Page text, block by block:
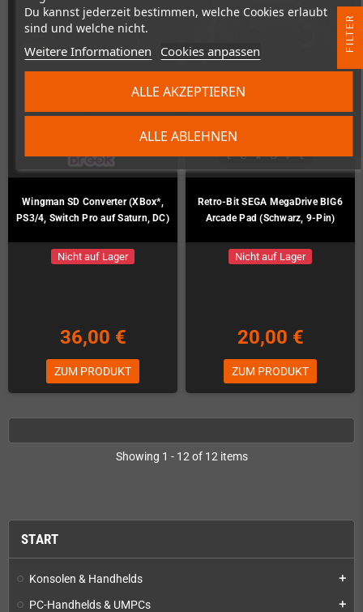
Du kannst jederzeit bestimmen, welche Cookies erlaubt
sind und welche nicht.
Weitere Informationen Cookies anpassen
ALLE ABLEHNEN
ALLE AKZEPTIEREN
START
Konsolen & Handhelds add
PC-Handhelds & UMPCs add
Wingman SD Converter (XBox*,
PS3/4, Switch Pro auf Saturn, DC)
Nicht auf Lager
36,00 €
ZUM PRODUKT
Retro-Bit SEGA MegaDrive BIG6
Arcade Pad (Schwarz, 9-Pin)
Nicht auf Lager
20,00 €
ZUM PRODUKT
Showing 1 - 12 of 12 items
R